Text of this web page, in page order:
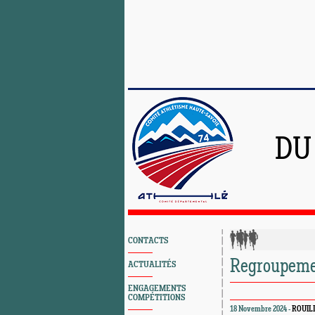
CONTACTS
ACTUALITÉS
ENGAGEMENTS
COMPÉTITIONS
18 Novembre 2024 -